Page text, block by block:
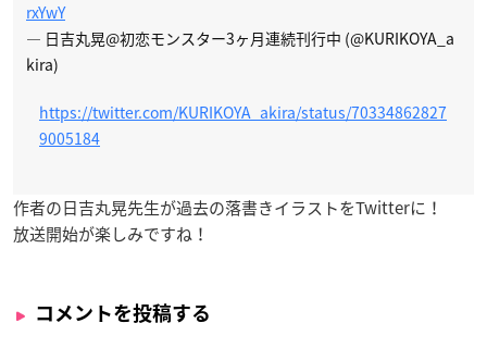
rxYwY
— 日吉丸晃@初恋モンスター3ヶ月連続刊行中 (@KURIKOYA_a
kira)
https://twitter.com/KURIKOYA_akira/status/70334862827
9005184
作者の日吉丸晃先生が過去の落書きイラストをTwitterに！
放送開始が楽しみですね！
コメントを投稿する